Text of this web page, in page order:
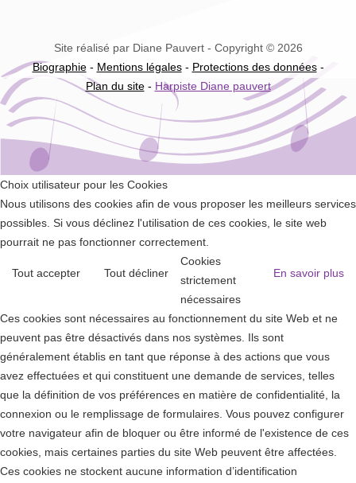
Site réalisé par Diane Pauvert - Copyright © 2026
Biographie- Mentions légales- Protections des données-
Plan du site- Harpiste Diane pauvert
Choix utilisateur pour les Cookies
Nous utilisons des cookies afin de vous proposer les meilleurs services
possibles. Si vous déclinez l'utilisation de ces cookies, le site web
pourrait ne pas fonctionner correctement.
Tout accepter Tout décliner En savoir plus
Cookies
strictement
nécessaires
Ces cookies sont nécessaires au fonctionnement du site Web et ne
peuvent pas être désactivés dans nos systèmes. Ils sont
généralement établis en tant que réponse à des actions que vous
avez effectuées et qui constituent une demande de services, telles
que la définition de vos préférences en matière de confidentialité, la
connexion ou le remplissage de formulaires. Vous pouvez configurer
votre navigateur afin de bloquer ou être informé de l'existence de ces
cookies, mais certaines parties du site Web peuvent être affectées.
Ces cookies ne stockent aucune information d’identification